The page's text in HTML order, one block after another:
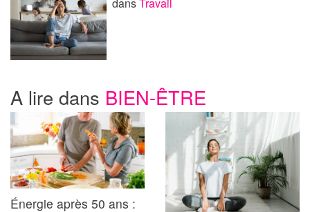
A lire dans BIEN-ÊTRE
Énergie après 50 ans :